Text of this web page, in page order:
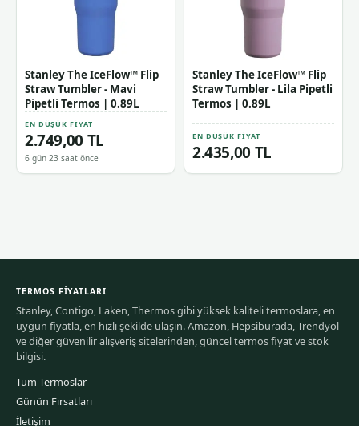
Stanley The IceFlow™ Flip
Straw Tumbler - Mavi
Pipetli Termos | 0.89L
EN DÜŞÜK FIYAT
2.749,00 TL
6 gün 23 saat önce
Stanley The IceFlow™ Flip
Straw Tumbler - Lila Pipetli
Termos | 0.89L
EN DÜŞÜK FIYAT
2.435,00 TL
TERMOS FIYATLARI
Stanley, Contigo, Laken, Thermos gibi yüksek kaliteli termoslara, en
uygun fiyatla, en hızlı şekilde ulaşın. Amazon, Hepsiburada, Trendyol
ve diğer güvenilir alışveriş sitelerinden, güncel termos fiyat ve stok
bilgisi.
Tüm Termoslar
Günün Fırsatları
İletişim